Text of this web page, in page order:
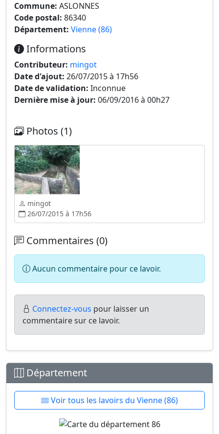
Commune: ASLONNES
Code postal: 86340
Département: Vienne (86)
Informations
Contributeur: mingot
Date d'ajout: 26/07/2015 à 17h56
Date de validation: Inconnue
Dernière mise à jour: 06/09/2016 à 00h27
Photos (1)
mingot
26/07/2015 à 17h56
Commentaires (0)
Aucun commentaire pour ce lavoir.
Connectez-vous pour laisser un
commentaire sur ce lavoir.
Département
Voir tous les lavoirs du Vienne (86)